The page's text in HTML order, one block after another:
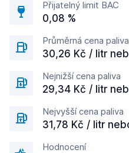
Přijatelný limit BAC
0,08 %
Průměrná cena paliva
30,26 Kč / litr
Nejnižší cena paliva
29,34 Kč / litr
Nejvyšší cena paliva
31,78 Kč / litr
Hodnocení